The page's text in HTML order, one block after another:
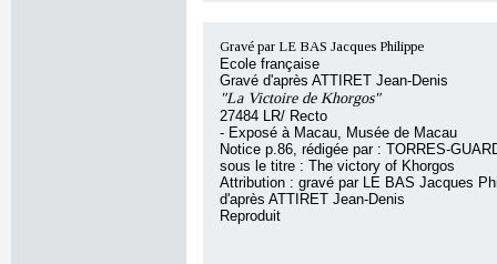
Gravé par LE BAS Jacques Philippe
Ecole française
Gravé d'après ATTIRET Jean-Denis
"La Victoire de Khorgos"
27484 LR/ Recto
- Exposé à Macau, Musée de Macau
Notice p.86, rédigée par : TORRES-
sous le titre : The victory of Khorgos
Attribution : gravé par LE BAS Jacques
d'après ATTIRET Jean-Denis
Reproduit